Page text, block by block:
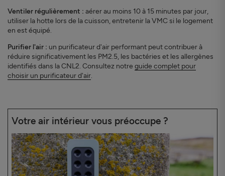
Ventiler régulièrement : aérer au moins 10 à 15 minutes par jour,
utiliser la hotte lors de la cuisson, entretenir la VMC si le logement
en est équipé.
Purifier l'air : un purificateur d'air performant peut contribuer à
réduire significativement les PM2.5, les bactéries et les allergènes
identifiés dans la CNL2. Consultez notre guide complet pour
choisir un purificateur d'air.
Votre air intérieur vous préoccupe ?